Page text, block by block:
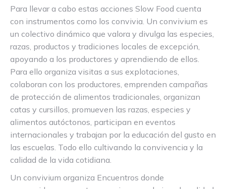
Para llevar a cabo estas acciones Slow Food cuenta
con instrumentos como los convivia. Un convivium es
un colectivo dinámico que valora y divulga las especies,
razas, productos y tradiciones locales de excepción,
apoyando a los productores y aprendiendo de ellos.
Para ello organiza visitas a sus explotaciones,
colaboran con los productores, emprenden campañas
de protección de alimentos tradicionales, organizan
catas y cursillos, promueven las razas, especies y
alimentos autóctonos, participan en eventos
internacionales y trabajan por la educación del gusto en
las escuelas. Todo ello cultivando la convivencia y la
calidad de la vida cotidiana.
Un convivium organiza Encuentros donde